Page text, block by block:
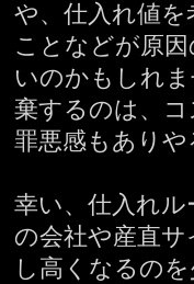
や、仕入れ値
ことなどが原
いのかもしれ
棄するのは、
罪悪感もあり
幸い、仕入れ
の会社や産直
し高くなるの